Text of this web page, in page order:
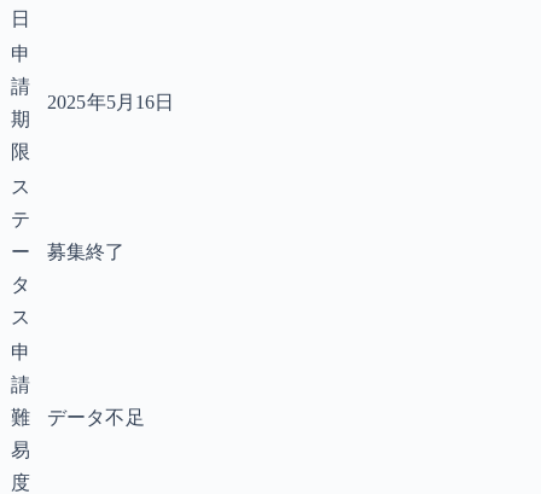
日
申
請
期
限
2025年5月16日
ス
テ
ー
タ
ス
募集終了
申
請
難
易
度
データ不足